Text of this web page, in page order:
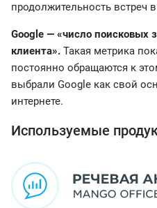
продолжительность встреч
Google — «число поисковых
клиента». Такая метрика
постоянно обращаются к
выбрали Google как свой
интернете.
Используемые